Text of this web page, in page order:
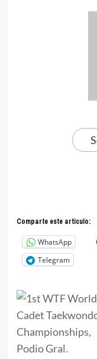
Comparte este articulo:
WhatsApp
Telegram